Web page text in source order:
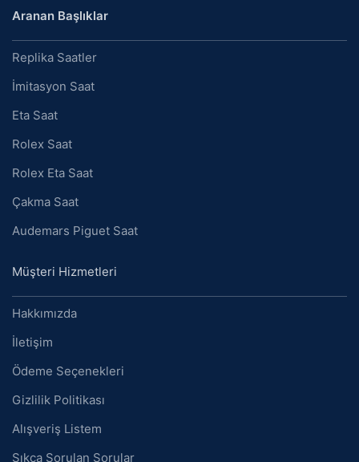
Aranan Başlıklar
Replika Saatler
İmitasyon Saat
Eta Saat
Rolex Saat
Rolex Eta Saat
Çakma Saat
Audemars Piguet Saat
Müşteri Hizmetleri
Hakkımızda
İletişim
Ödeme Seçenekleri
Gizlilik Politikası
Alışveriş Listem
Sıkça Sorulan Sorular